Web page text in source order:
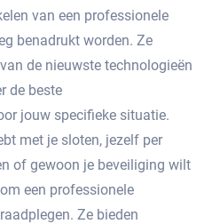
van een professionele
benadrukt worden. Ze
de nieuwste technologieën
de beste
jouw specifieke situatie.​
met je sloten, jezelf per
of gewoon je beveiliging wilt
een professionele
Ze bieden